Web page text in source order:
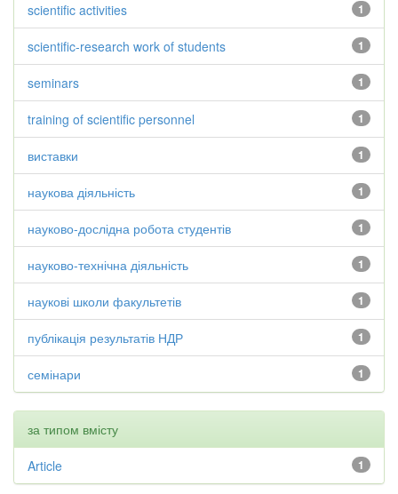
1
scientific activities
1
scientific-research work of students
1
seminars
1
training of scientific personnel
1
виставки
1
наукова діяльність
1
науково-дослідна робота студентів
1
науково-технічна діяльність
1
наукові школи факультетів
1
публікація результатів НДР
1
семінари
за типом вмісту
1
Article